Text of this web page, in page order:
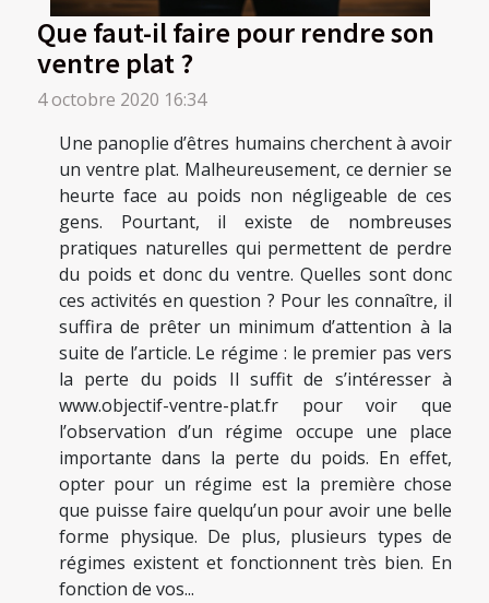
Que faut-il faire pour rendre son
ventre plat ?
4 octobre 2020 16:34
Une panoplie d’êtres humains cherchent à avoir
un ventre plat. Malheureusement, ce dernier se
heurte face au poids non négligeable de ces
gens. Pourtant, il existe de nombreuses
pratiques naturelles qui permettent de perdre
du poids et donc du ventre. Quelles sont donc
ces activités en question ? Pour les connaître, il
suffira de prêter un minimum d’attention à la
suite de l’article. Le régime : le premier pas vers
la perte du poids Il suffit de s’intéresser à
www.objectif-ventre-plat.fr pour voir que
l’observation d’un régime occupe une place
importante dans la perte du poids. En effet,
opter pour un régime est la première chose
que puisse faire quelqu’un pour avoir une belle
forme physique. De plus, plusieurs types de
régimes existent et fonctionnent très bien. En
fonction de vos...